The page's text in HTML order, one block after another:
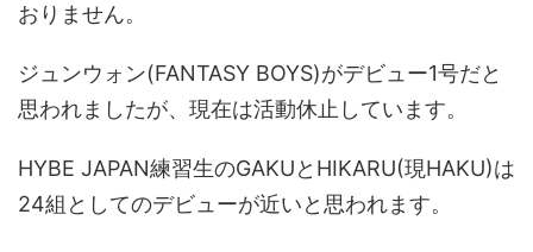
おりません。
ジュンウォン(FANTASY BOYS)がデビュー1号だと
思われましたが、現在は活動休止しています。
HYBE JAPAN練習生のGAKUとHIKARU(現HAKU)は
24組としてのデビューが近いと思われます。